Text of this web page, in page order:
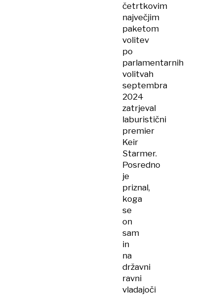
četrtkovim
največjim
paketom
volitev
po
parlamentarnih
volitvah
septembra
2024
zatrjeval
laburistični
premier
Keir
Starmer.
Posredno
je
priznal,
koga
se
on
sam
in
na
državni
ravni
vladajoči